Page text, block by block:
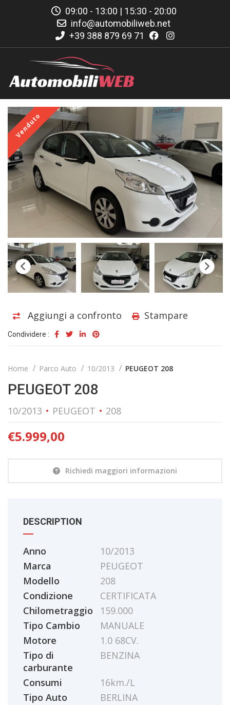
09:00 - 13:00 | 15:30 - 20:00
info@automobiliweb.net
+39 388 879 69 71
Venduto
Aggiungi a confronto Stampare
Condividere :
Home Parco Auto 10/2013 PEUGEOT 208
PEUGEOT 208
10/2013 PEUGEOT 208
€5.999,00
Richiedi maggiori informazioni
DESCRIPTION
Anno
10/2013
Marca
PEUGEOT
Modello
208
Condizione
CERTIFICATA
Chilometraggio
159.000
Tipo Cambio
MANUALE
Motore
1.0 68CV.
Tipo di
carburante
BENZINA
Consumi
16km./L
Tipo Auto
BERLINA